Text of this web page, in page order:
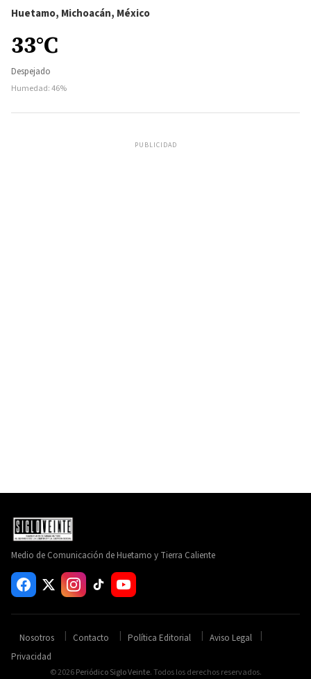
Huetamo, Michoacán, México
33°C
Despejado
Humedad: 46%
PUBLICIDAD
Medio de Comunicación de Huetamo y Tierra Caliente
Nosotros Contacto Política Editorial
Aviso Legal
Privacidad
© 2026Periódico Siglo Veinte. Todos los derechos reservados.